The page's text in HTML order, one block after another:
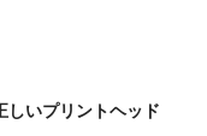
しいプリントヘッド